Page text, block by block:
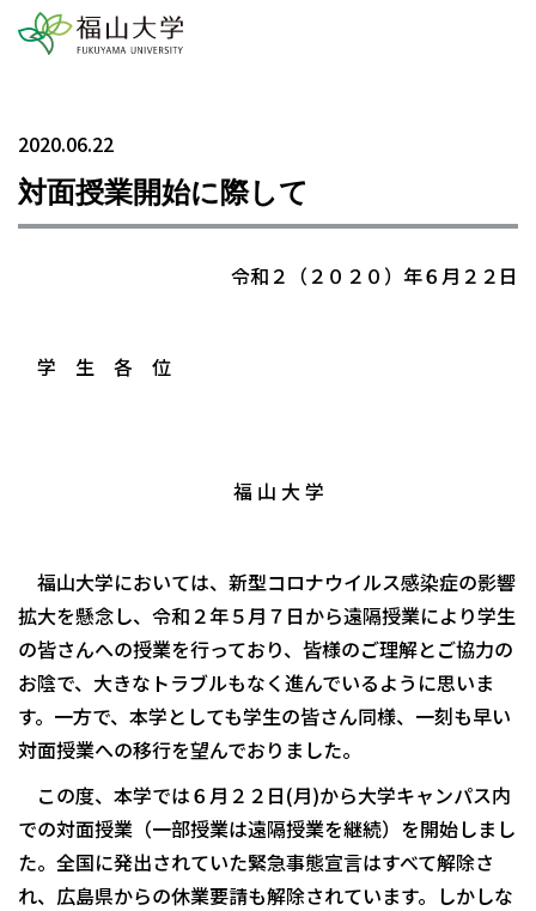
2020.06.22
対面授業開始に際して
令和２（２０２０）年６月２２日
学 生 各 位
福 山 大 学
福山大学においては、新型コロナウイルス感染症の影響
拡大を懸念し、令和２年５月７日から遠隔授業により学生
の皆さんへの授業を行っており、皆様のご理解とご協力の
お陰で、大きなトラブルもなく進んでいるように思いま
す。一方で、本学としても学生の皆さん同様、一刻も早い
対面授業への移行を望んでおりました。
この度、本学では６月２２日(月)から大学キャンパス内
での対面授業（一部授業は遠隔授業を継続）を開始しまし
た。全国に発出されていた緊急事態宣言はすべて解除さ
れ、広島県からの休業要請も解除されています。しかしな